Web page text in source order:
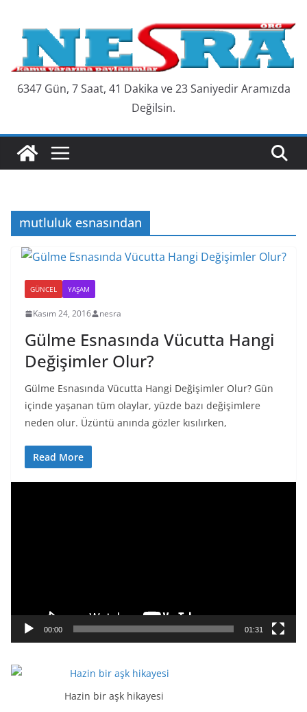
content
6347 Gün, 7 Saat, 41 Dakika ve 24 Saniyedir Aramızda
Değilsin.
mutluluk esnasından
GÜNCEL YAŞAM
Kasım 24, 2016 nesra
Gülme Esnasında Vücutta Hangi
Değişimler Olur?
Gülme Esnasında Vücutta Hangi Değişimler Olur? Gün
içinde yaşanan tüm olaylar, yüzde bazı değişimlere
neden olur. Üzüntü anında gözler kısılırken,
Read More
t
ı
c
00:00 01:31
Hazin bir aşk hikayesi